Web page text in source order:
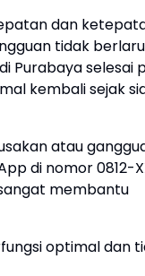
dan
tidak
Purabaya selesai
kembali sejak
atau
di nomor 0812-
membantu
optimal dan